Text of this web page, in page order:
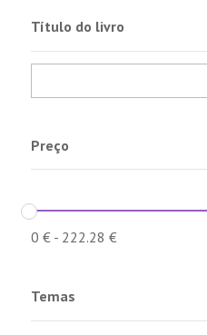
Título do livro
Preço
0 €- 222.28 €
Temas